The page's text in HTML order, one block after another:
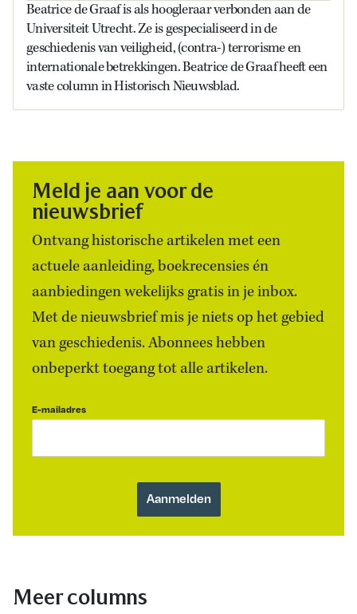
Beatrice de Graaf is als hoogleraar verbonden aan de
Universiteit Utrecht. Ze is gespecialiseerd in de
geschiedenis van veiligheid, (contra-) terrorisme en
internationale betrekkingen. Beatrice de Graaf heeft een
vaste column in Historisch Nieuwsblad.
Meld je aan voor de
nieuwsbrief
Ontvang historische artikelen met een
actuele aanleiding, boekrecensies én
aanbiedingen wekelijks gratis in je inbox.
Met de nieuwsbrief mis je niets op het gebied
van geschiedenis. Abonnees hebben
onbeperkt toegang tot alle artikelen.
E-mailadres
Meer columns